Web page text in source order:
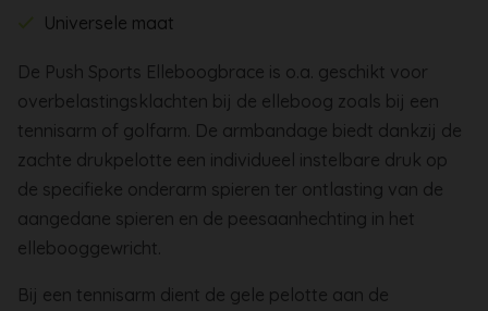
Universele maat
De Push Sports Elleboogbrace is o.a. geschikt voor
overbelastingsklachten bij de elleboog zoals bij een
tennisarm of golfarm. De armbandage biedt dankzij de
zachte drukpelotte een individueel instelbare druk op
de specifieke onderarm spieren ter ontlasting van de
aangedane spieren en de peesaanhechting in het
ellebooggewricht.
Bij een tennisarm dient de gele pelotte aan de